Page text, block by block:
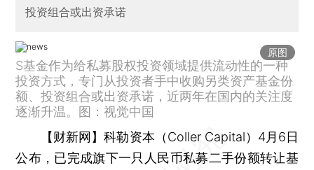
投资组合或出资承诺
原图
S基金作为给私募股权投资领域提供流动性的一种
投资方式，专门从投资者手中收购另类资产基金份
额、投资组合或出资承诺，近两年在国内的关注度
逐渐升温。图：视觉中国
【财新网】科勒资本（Coller Capital）4月6日
公布，已完成旗下一只人民币私募二手份额转让基